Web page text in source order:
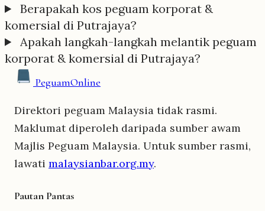
Berapakah kos peguam korporat &
komersial di Putrajaya?
Apakah langkah-langkah melantik peguam
korporat & komersial di Putrajaya?
PeguamOnline
Direktori peguam Malaysia tidak rasmi.
Maklumat diperoleh daripada sumber awam
Majlis Peguam Malaysia. Untuk sumber rasmi,
lawati malaysianbar.org.my.
Pautan Pantas